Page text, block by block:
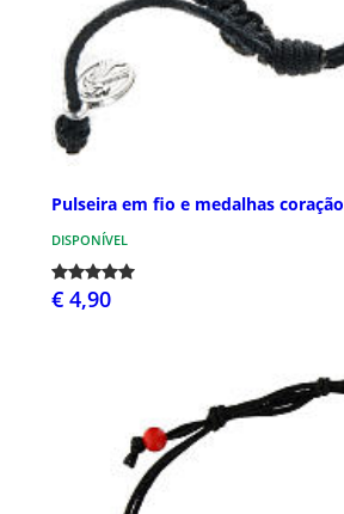
Pulseira em fio e medalhas coração
DISPONÍVEL
€ 4,90